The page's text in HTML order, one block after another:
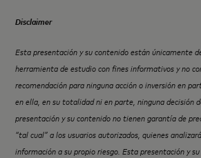
Disclaimer
Esta presentación y su contenido están únicamente
herramienta de estudio con fines informativos y no
recomendación para ninguna acción o inversión en
en ella, en su totalidad ni en parte, ningunadecisión
presentación y su contenido no tienen garantía de
“tal cual”a los usuarios autorizados, quienes analizar
información a su propio riesgo. Esta presentación y